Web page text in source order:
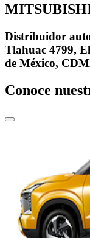
Distribuidor
Tlahuac 4799,
de México,
Conoce